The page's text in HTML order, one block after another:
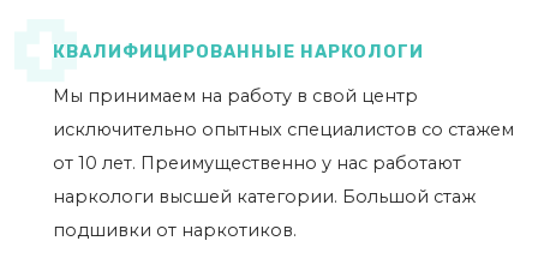
КВАЛИФИЦИРОВАННЫЕ НАРКОЛОГИ
Мы принимаем на работу в свой центр
исключительно опытных специалистов со стажем
от 10 лет. Преимущественно у нас работают
наркологи высшей категории. Большой стаж
подшивки от наркотиков.